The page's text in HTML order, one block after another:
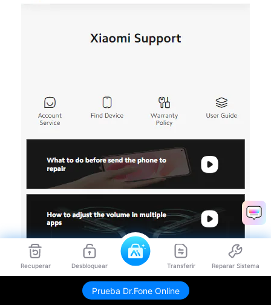
Recuperar Desbloquear Transferir Reparar Sistema
Prueba Dr.Fone Online